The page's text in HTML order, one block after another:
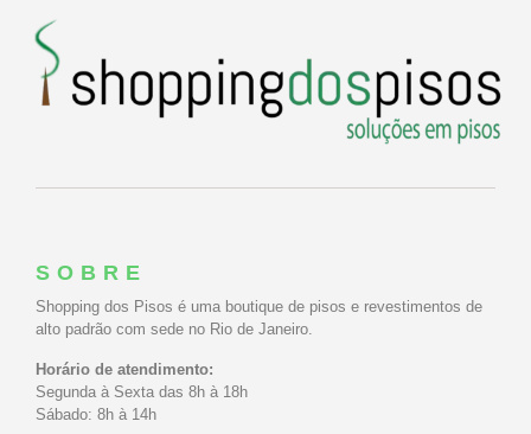
SOBRE
Shopping dos Pisos é uma boutique de pisos e revestimentos de
alto padrão com sede no Rio de Janeiro.
Horário de atendimento:
Segunda à Sexta das 8h à 18h
Sábado: 8h à 14h